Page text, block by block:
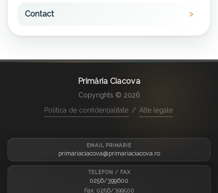
Contact
Primăria Ciacova
Copyrights © 2026
Politica de confidențialitate / Alte legale
EMAIL PRIMĂRIE
primariaciacova@primariaciacova.ro
TELEFON / FAX
0256/399600
Fax: 0256/399500